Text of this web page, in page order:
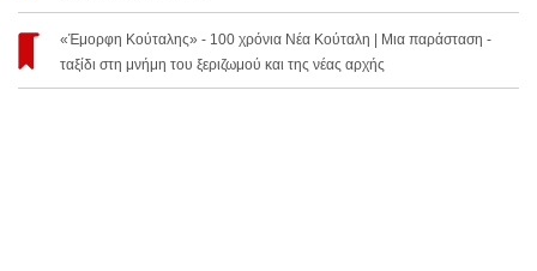
«Έμορφη Κούταλης» - 100 χρόνια Νέα Κούταλη | Μια παράσταση -
ταξίδι στη μνήμη του ξεριζωμού και της νέας αρχής